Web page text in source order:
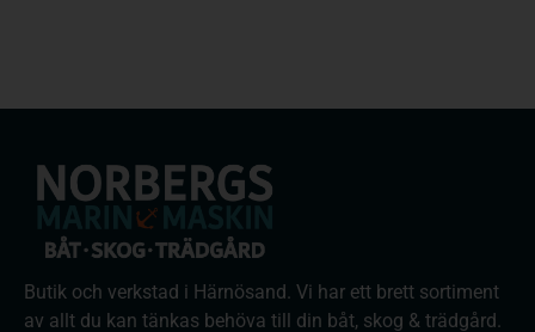
Butik och verkstad i Härnösand. Vi har ett brett sortiment
av allt du kan tänkas behöva till din båt, skog & trädgård.